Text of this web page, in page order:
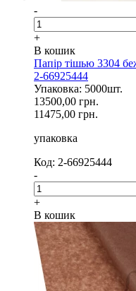
-
+
В кошик
Папір тішью 3304
2-66925444
Упаковка: 5000шт.
13500,00 грн.
11475,00 грн.
упаковка
Код: 2-66925444
-
+
В кошик